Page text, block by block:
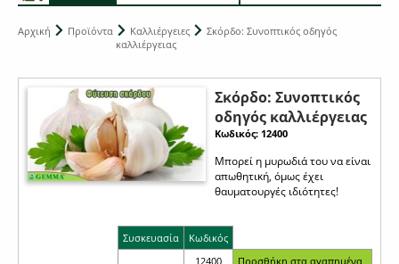
Αρχική Προϊόντα Καλλιέργειες
Σκόρδο: Συνοπτικός οδηγός
καλλιέργειας
Σκόρδο: Συνοπτικός
οδηγός καλλιέργειας
Κωδικός: 12400
Μπορεί η μυρωδιά του να είναι
απωθητική, όμως έχει
θαυματουργές ιδιότητες!
Συσκευασία
Κωδικός
12400